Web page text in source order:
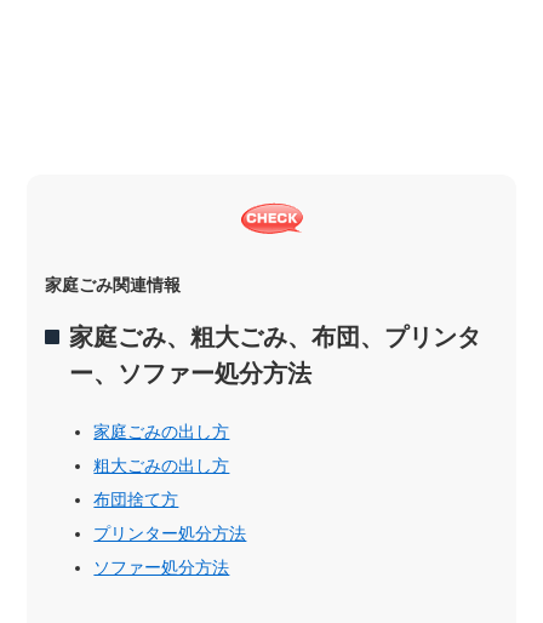
家庭ごみ関連情報
家庭ごみ、粗大ごみ、布団、プリンタ
ー、ソファー処分方法
家庭ごみの出し方
粗大ごみの出し方
布団捨て方
プリンター処分方法
ソファー処分方法